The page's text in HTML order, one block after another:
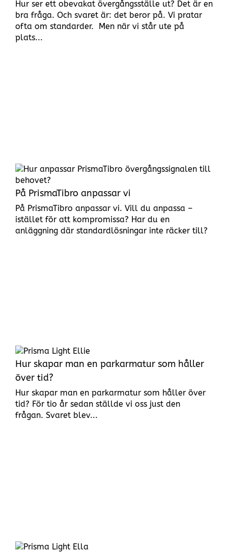
Hur ser ett obevakat övergångsställe ut? Det är en
bra fråga. Och svaret är: det beror på. Vi pratar
ofta om standarder. Men när vi står ute på
plats...
På PrismaTibro anpassar vi
På PrismaTibro anpassar vi. Vill du anpassa –
istället för att kompromissa? Har du en
anläggning där standardlösningar inte räcker till?
Hur skapar man en parkarmatur som håller
över tid?
Hur skapar man en parkarmatur som håller över
tid? För tio år sedan ställde vi oss just den
frågan. Svaret blev...